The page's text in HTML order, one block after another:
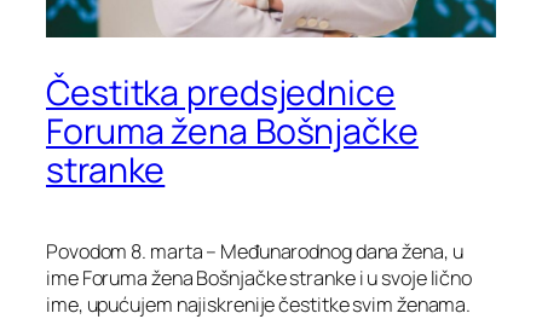
Čestitka predsjednice
Foruma žena Bošnjačke
stranke
Povodom 8. marta – Međunarodnog dana žena, u
ime Foruma žena Bošnjačke stranke i u svoje lično
ime, upućujem najiskrenije čestitke svim ženama.